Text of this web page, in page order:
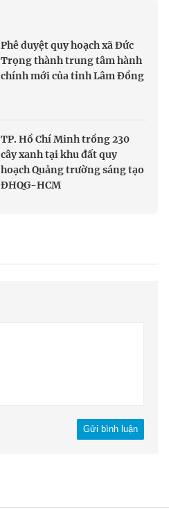
Phê duyệt quy hoạch xã Đức
Trọng thành trung tâm hành
chính mới của tỉnh Lâm Đồng
TP. Hồ Chí Minh trồng 230
cây xanh tại khu đất quy
hoạch Quảng trường sáng tạo
ĐHQG-HCM
Gửi bình luận